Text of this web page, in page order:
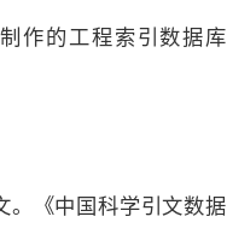
制作的工程索引数据库
。《中国科学引文数据